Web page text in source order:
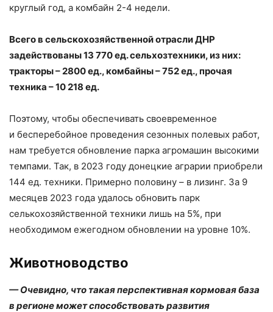
круглый год, а комбайн 2-4 недели.
Всего в сельскохозяйственной отрасли ДНР
задействованы 13 770 ед. сельхозтехники, из них:
тракторы – ​2800 ед., комбайны – ​752 ед., прочая
техника – ​10 218 ед.
Поэтому, чтобы обеспечивать своевременное
и бесперебойное проведения сезонных полевых работ,
нам требуется обновление парка агромашин высокими
темпами. Так, в 2023 году донецкие аграрии приобрели
144 ед. техники. Примерно половину – ​в лизинг. За 9
месяцев 2023 года удалось обновить парк
селькохозяйственной техники лишь на 5%, при
необходимом ежегодном обновлении на уровне 10%.
Животноводство
— Очевидно, что такая перспективная кормовая база
в регионе может способствовать развития